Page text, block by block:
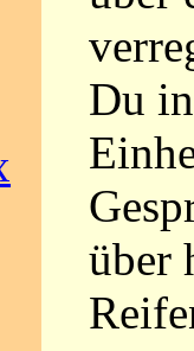
Du
über